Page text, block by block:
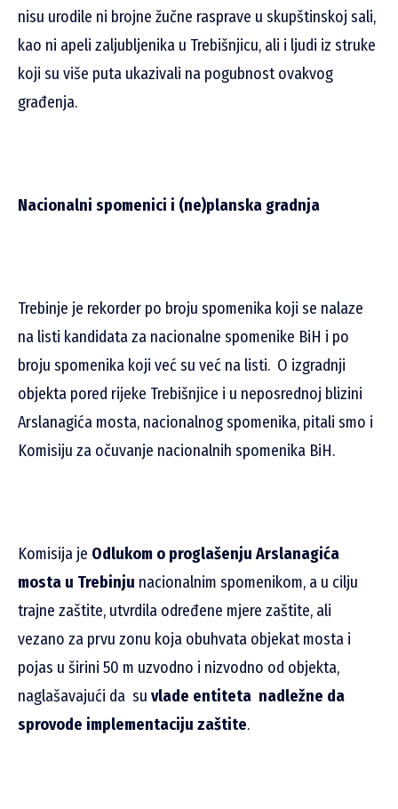
nisu urodile ni brojne žučne rasprave u skupštinskoj sali,
kao ni apeli zaljubljenika u Trebišnjicu, ali i ljudi iz struke
koji su više puta ukazivali na pogubnost ovakvog
građenja.
Nacionalni spomenici i (ne)planska gradnja
Trebinje je rekorder po broju spomenika koji se nalaze
na listi kandidata za nacionalne spomenike BiH i po
broju spomenika koji već su već na listi. O izgradnji
objekta pored rijeke Trebišnjice i u neposrednoj blizini
Arslanagića mosta, nacionalnog spomenika, pitali smo i
Komisiju za očuvanje nacionalnih spomenika BiH.
Komisija je Odlukom o proglašenju Arslanagića
mosta u Trebinju nacionalnim spomenikom, a u cilju
trajne zaštite, utvrdila određene mjere zaštite, ali
vezano za prvu zonu koja obuhvata objekat mosta i
pojas u širini 50 m uzvodno i nizvodno od objekta,
naglašavajući da su vlade entiteta nadležne da
sprovode implementaciju zaštite.